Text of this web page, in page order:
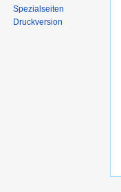
Spezialseiten
Druckversion